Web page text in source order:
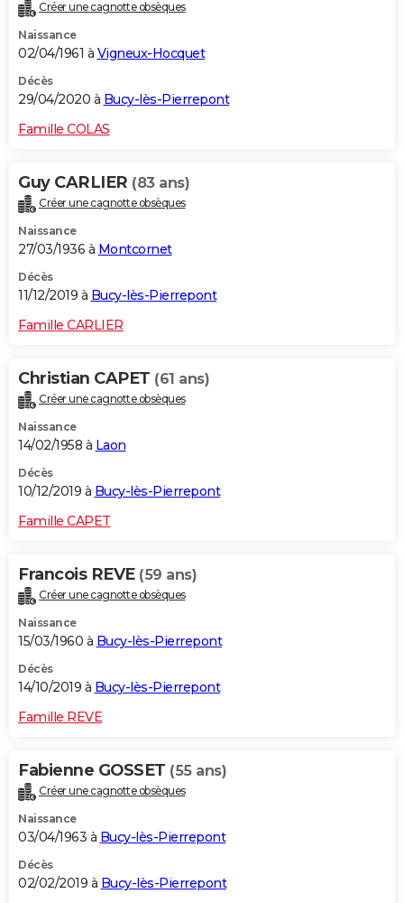
Créer une cagnotte obsèques
Naissance
02/04/1961 à Vigneux-Hocquet
Décès
29/04/2020 à Bucy-lès-Pierrepont
Famille COLAS
Guy CARLIER (83 ans)
Créer une cagnotte obsèques
Naissance
27/03/1936 à Montcornet
Décès
11/12/2019 à Bucy-lès-Pierrepont
Famille CARLIER
Christian CAPET (61 ans)
Créer une cagnotte obsèques
Naissance
14/02/1958 à Laon
Décès
10/12/2019 à Bucy-lès-Pierrepont
Famille CAPET
Francois REVE (59 ans)
Créer une cagnotte obsèques
Naissance
15/03/1960 à Bucy-lès-Pierrepont
Décès
14/10/2019 à Bucy-lès-Pierrepont
Famille REVE
Fabienne GOSSET (55 ans)
Créer une cagnotte obsèques
Naissance
03/04/1963 à Bucy-lès-Pierrepont
Décès
02/02/2019 à Bucy-lès-Pierrepont